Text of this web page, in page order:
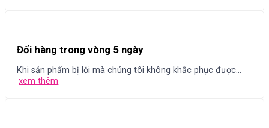
Đổi hàng trong vòng 5 ngày
Khi sản phẩm bị lỗi mà chúng tôi không khắc phục được...
xem thêm